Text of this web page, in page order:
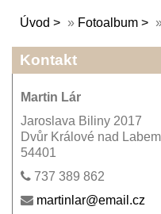
Úvod » Fotoalbum
Kontakt
Martin Lár
Jaroslava Biliny 2017
Dvůr Králové nad Labem
54401
737 389 862
martinlar@email.cz